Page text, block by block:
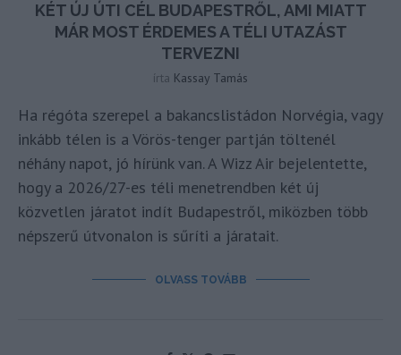
KÉT ÚJ ÚTI CÉL BUDAPESTRŐL, AMI MIATT
MÁR MOST ÉRDEMES A TÉLI UTAZÁST
TERVEZNI
írta Kassay Tamás
Ha régóta szerepel a bakancslistádon Norvégia, vagy
inkább télen is a Vörös-tenger partján töltenél
néhány napot, jó hírünk van. A Wizz Air bejelentette,
hogy a 2026/27-es téli menetrendben két új
közvetlen járatot indít Budapestről, miközben több
népszerű útvonalon is sűríti a járatait.
OLVASS TOVÁBB